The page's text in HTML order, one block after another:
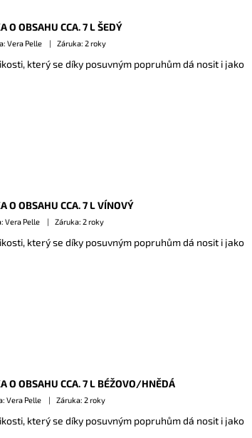
O OBSAHU CCA. 7 L ŠEDÝ
Vera Pelle Záruka: 2 roky
který se díky posuvným popruhům dá nosit i jako
O OBSAHU CCA. 7 L VÍNOVÝ
Vera Pelle Záruka: 2 roky
který se díky posuvným popruhům dá nosit i jako
O OBSAHU CCA. 7 L BÉŽOVO/HNĚDÁ
Vera Pelle Záruka: 2 roky
který se díky posuvným popruhům dá nosit i jako